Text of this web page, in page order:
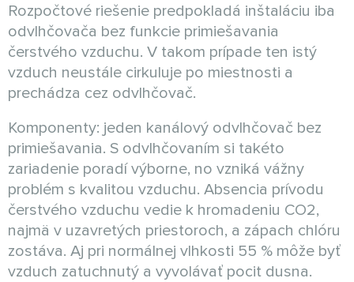
Rozpočtové riešenie predpokladá inštaláciu iba
odvlhčovača bez funkcie primiešavania
čerstvého vzduchu. V takom prípade ten istý
vzduch neustále cirkuluje po miestnosti a
prechádza cez odvlhčovač.
Komponenty: jeden kanálový odvlhčovač bez
primiešavania. S odvlhčovaním si takéto
zariadenie poradí výborne, no vzniká vážny
problém s kvalitou vzduchu. Absencia prívodu
čerstvého vzduchu vedie k hromadeniu CO2,
najmä v uzavretých priestoroch, a zápach chlóru
zostáva. Aj pri normálnej vlhkosti 55 % môže byť
vzduch zatuchnutý a vyvolávať pocit dusna.